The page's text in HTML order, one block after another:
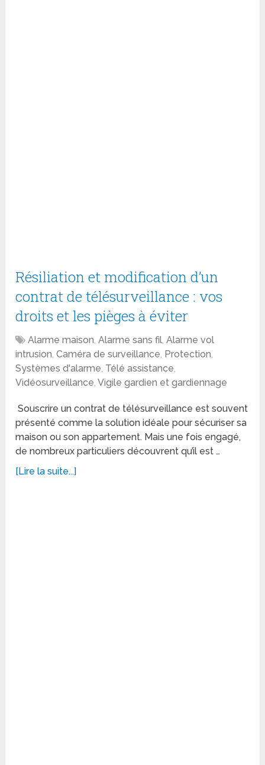
Résiliation et modification d’un
contrat de télésurveillance : vos
droits et les pièges à éviter
Alarme maison,Alarme sans fil,Alarme vol
intrusion,Caméra de surveillance, Protection,
Systèmes d'alarme, Télé assistance,
Vidéosurveillance,Vigile gardien et gardiennage
Souscrire un contrat de télésurveillance est souvent
présenté comme la solution idéale pour sécuriser sa
maison ou son appartement. Mais une fois engagé,
de nombreux particuliers découvrent qu’il est …
[Lire la suite...]